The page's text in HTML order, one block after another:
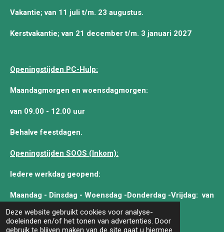
Deze website gebruikt cookies voor analyse-
doeleinden en/of het tonen van advertenties. Door
gebruik te blijven maken van de site gaat u hiermee
Vakantie; van 11 juli t/m. 23 augustus.
Kerstvakantie; van 21 december t/m. 3 januari 2027
Openingstijden PC-Hulp:
Maandagmorgen en woensdagmorgen:
van 09.00 - 12.00 uur
Behalve feestdagen.
Openingstijden SOOS (Inkom):
Iedere werkdag geopend:
Maandag - Dinsdag - Woensdag -Donderdag -Vrijdag: van
10.00 - 12.00 uur.